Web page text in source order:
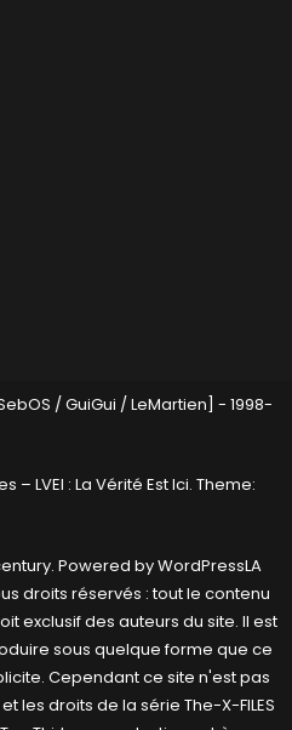
/ GuiGui / LeMartien] - 1998-
– LVEI : La Vérité Est Ici. Theme:
. Powered byWordPressLA
droits réservés : tout le contenu
exclusif des auteurs du site. Il est
sous quelque forme que ce
Cependant ce site n'est pas
les droits de la série The-X-FILES